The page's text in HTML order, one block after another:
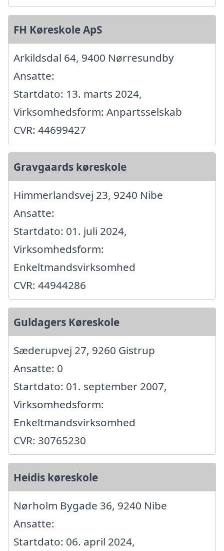
FH Køreskole ApS
Arkildsdal 64, 9400 Nørresundby
Ansatte:
Startdato: 13. marts 2024,
Virksomhedsform: Anpartsselskab
CVR: 44699427
Gravgaards køreskole
Himmerlandsvej 23, 9240 Nibe
Ansatte:
Startdato: 01. juli 2024,
Virksomhedsform:
Enkeltmandsvirksomhed
CVR: 44944286
Guldagers Køreskole
Sæderupvej 27, 9260 Gistrup
Ansatte: 0
Startdato: 01. september 2007,
Virksomhedsform:
Enkeltmandsvirksomhed
CVR: 30765230
Heidis køreskole
Nørholm Bygade 36, 9240 Nibe
Ansatte:
Startdato: 06. april 2024,